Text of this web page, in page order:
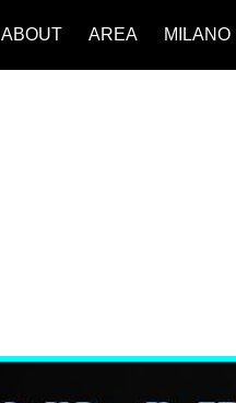
ABOUT AREA MILANO